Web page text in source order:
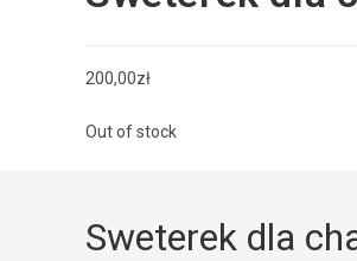
200,00zł
Out of stock
Sweterek dla